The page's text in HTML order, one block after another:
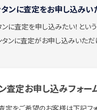
ンに査定をお申し込みい
ンに査定を申し込みたい！ とい
タンに査定がお申し込みいただ
査定お申し込みフォー